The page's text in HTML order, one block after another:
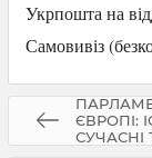
Укрпошта на
Самовивіз
ЄВРОПІ:
СУЧАСНІ